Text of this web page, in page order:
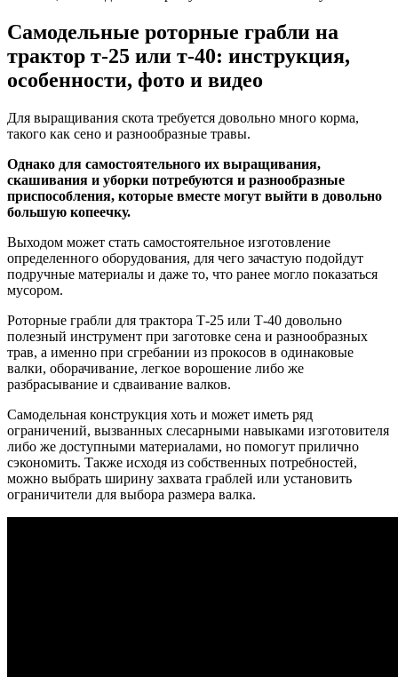
Самодельные роторные грабли на
трактор т-25 или т-40: инструкция,
особенности, фото и видео
Для выращивания скота требуется довольно много корма,
такого как сено и разнообразные травы.
Однако для самостоятельного их выращивания,
скашивания и уборки потребуются и разнообразные
приспособления, которые вместе могут выйти в довольно
большую копеечку.
Выходом может стать самостоятельное изготовление
определенного оборудования, для чего зачастую подойдут
подручные материалы и даже то, что ранее могло показаться
мусором.
Роторные грабли для трактора Т-25 или Т-40 довольно
полезный инструмент при заготовке сена и разнообразных
трав, а именно при сгребании из прокосов в одинаковые
валки, оборачивание, легкое ворошение либо же
разбрасывание и сдваивание валков.
Самодельная конструкция хоть и может иметь ряд
ограничений, вызванных слесарными навыками изготовителя
либо же доступными материалами, но помогут прилично
сэкономить. Также исходя из собственных потребностей,
можно выбрать ширину захвата граблей или установить
ограничители для выбора размера валка.